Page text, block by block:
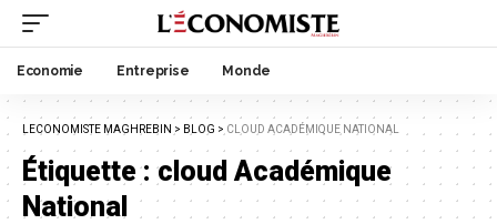
Economie Entreprise Monde
LECONOMISTE MAGHREBIN > BLOG > CLOUD ACADÉMIQUE NATIONAL
Étiquette :cloud Académique
National